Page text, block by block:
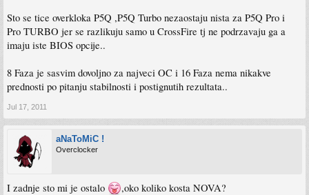
Sto se tice overkloka P5Q ,P5Q Turbo nezaostaju nista za P5Q Pro i
Pro TURBO jer se razlikuju samo u CrossFire tj ne podrzavaju ga a
imaju iste BIOS opcije..
8 Faza je sasvim dovoljno za najveci OC i 16 Faza nema nikakve
prednosti po pitanju stabilnosti i postignutih rezultata..
Jul 17, 2011
aNaToMiC !
Overclocker
I zadnje sto mi je ostalo ,oko koliko kosta NOVA?